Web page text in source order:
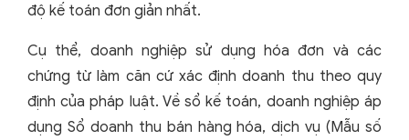
độ kế toán đơn giản nhất.
Cụ thể, doanh nghiệp sử dụng hóa đơn và các
chứng từ làm căn cứ xác định doanh thu theo quy
định của pháp luật. Về sổ kế toán, doanh nghiệp áp
dụng Sổ doanh thu bán hàng hóa, dịch vụ (Mẫu số